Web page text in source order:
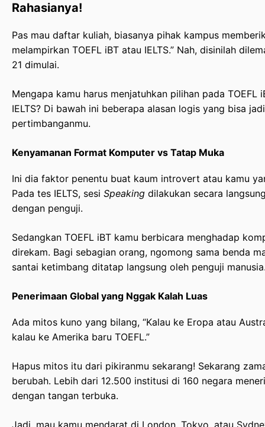
Rahasianya!
Pas mau daftar kuliah, biasanya pihak kampus
melampirkan TOEFL iBT atau IELTS.” Nah, disinilah
21 dimulai.
Mengapa kamu harus menjatuhkan pilihan pada TOEFL
IELTS? Di bawah ini beberapa alasan logis yang bisa
pertimbanganmu.
Kenyamanan Format Komputer vs Tatap Muka
Ini dia faktor penentu buat kaum introvert atau kamu
Pada tes IELTS, sesi Speaking dilakukan secara
dengan penguji.
Sedangkan TOEFL iBT kamu berbicara menghadap
direkam. Bagi sebagian orang, ngomong sama benda
santai ketimbang ditatap langsung oleh penguji
Penerimaan Global yang Nggak Kalah Luas
Ada mitos kuno yang bilang, “Kalau ke Eropa atau
kalau ke Amerika baru TOEFL.”
Hapus mitos itu dari pikiranmu sekarang! Sekarang
berubah. Lebih dari 12.500 institusi di 160 negara
dengan tangan terbuka.